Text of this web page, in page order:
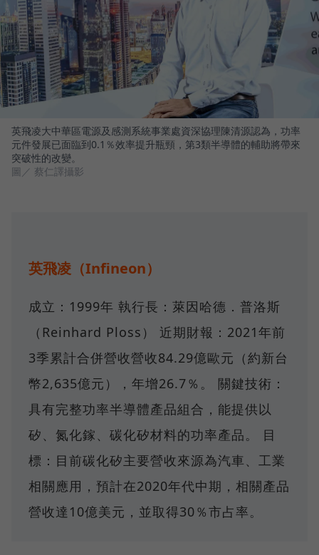
英飛凌大中華區電源及感測系統事業處資深協理陳清源認為，功率
元件發展已面臨到0.1％效率提升瓶頸，第3類半導體的輔助將帶來
突破性的改變。
圖／ 蔡仁譯攝影
英飛凌（Infineon）
成立：1999年 執行長：萊因哈德．普洛斯
（Reinhard Ploss） 近期財報：2021年前
3季累計合併營收營收84.29億歐元（約新台
幣2,635億元），年增26.7％。 關鍵技術：
具有完整功率半導體產品組合，能提供以
矽、氮化鎵、碳化矽材料的功率產品。 目
標：目前碳化矽主要營收來源為汽車、工業
相關應用，預計在2020年代中期，相關產品
營收達10億美元，並取得30％市占率。